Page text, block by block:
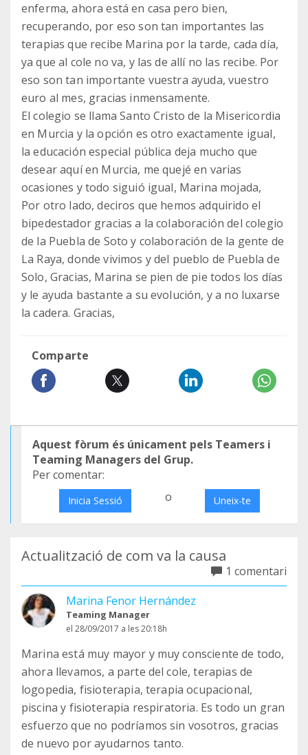
enferma, ahora está en casa pero bien,
recuperando, por eso son tan importantes las
terapias que recibe Marina por la tarde, cada día,
ya que al cole no va, y las de allí no las recibe. Por
eso son tan importante vuestra ayuda, vuestro
euro al mes, gracias inmensamente.
El colegio se llama Santo Cristo de la Misericordia
en Murcia y la opción es otro exactamente igual,
la educación especial pública deja mucho que
desear aquí en Murcia, me quejé en varias
ocasiones y todo siguió igual, Marina mojada,
Por otro lado, deciros que hemos adquirido el
bipedestador gracias a la colaboración del colegio
de la Puebla de Soto y colaboración de la gente de
La Raya, donde vivimos y del pueblo de Puebla de
Solo, Gracias, Marina se pien de pie todos los días
y le ayuda bastante a su evolución, y a no luxarse
la cadera. Gracias,
Comparte
Aquest fòrum és únicament pels Teamers i
Teaming Managers del Grup.
Per comentar:
Inicia Sessió o Uneix-te
Actualització de com va la causa
1 comentari
Marina Fenor Hernández
Teaming Manager
el 28/09/2017 a les 20:18h
Marina está muy mayor y muy consciente de todo,
ahora llevamos, a parte del cole, terapias de
logopedia, fisioterapia, terapia ocupacional,
piscina y fisioterapia respiratoria. Es todo un gran
esfuerzo que no podríamos sin vosotros, gracias
de nuevo por ayudarnos tanto.